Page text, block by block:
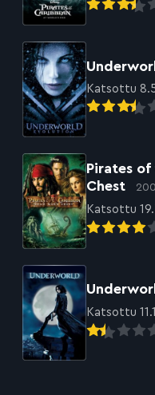
Katsottu
Pirates of
Chest
Katsottu
Katsottu